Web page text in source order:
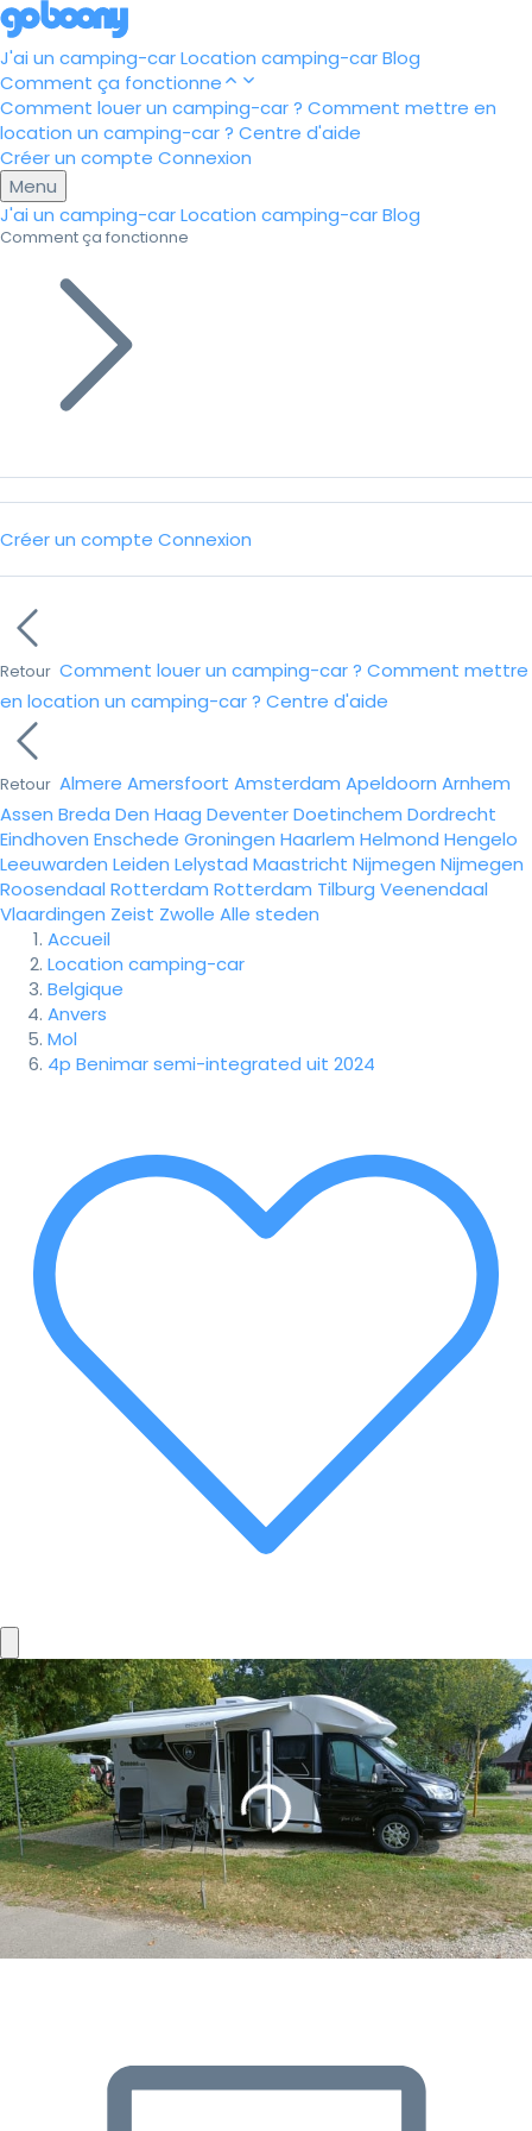
J'ai un camping-carLocation camping-carBlog
Comment ça fonctionne
Comment louer un camping-car ? Comment mettre en
location un camping-car ? Centre d'aide
Créer un compte Connexion
Menu
J'ai un camping-carLocation camping-carBlog
Comment ça fonctionne
Créer un compte Connexion
Retour Comment louer un camping-car ? Comment mettre
en location un camping-car ? Centre d'aide
Retour Almere Amersfoort Amsterdam Apeldoorn Arnhem
Assen Breda Den Haag DeventerDoetinchem Dordrecht
Eindhoven Enschede Groningen Haarlem Helmond Hengelo
Leeuwarden Leiden Lelystad Maastricht Nijmegen Nijmegen
Roosendaal Rotterdam Rotterdam Tilburg Veenendaal
Vlaardingen Zeist Zwolle Alle steden
Accueil
Location camping-car
Belgique
Anvers
Mol
4p Benimar semi-integrated uit 2024